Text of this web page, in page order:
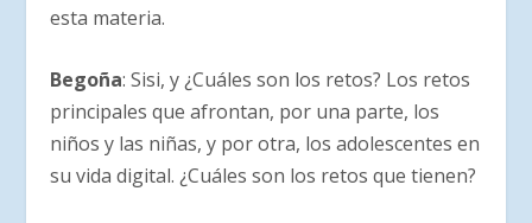
esta materia.
Begoña: Sisi, y ¿Cuáles son los retos? Los retos
principales que afrontan, por una parte, los
niños y las niñas, y por otra, los adolescentes en
su vida digital. ¿Cuáles son los retos que tienen?